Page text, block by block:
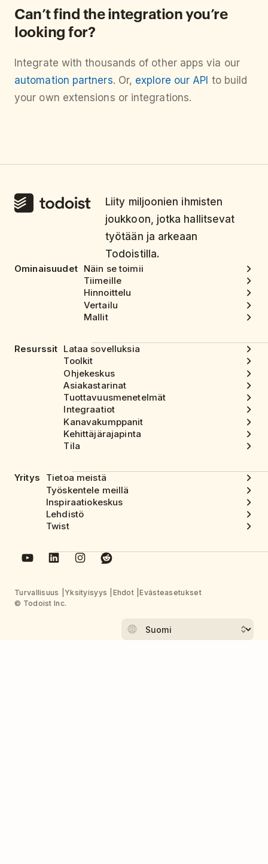
Can’t find the integration you’re
looking for?
Integrate with thousands of other apps via our
automation partners. Or, explore our API to build
your own extensions or integrations.
Liity miljoonien ihmisten
joukkoon, jotka hallitsevat
työtään ja arkeaan
Todoistilla.
Ominaisuudet Näin se toimii
Tiimeille
Hinnoittelu
Vertailu
Mallit
Resurssit Lataa sovelluksia
Toolkit
Ohjekeskus
Asiakastarinat
Tuottavuusmenetelmät
Integraatiot
Kanavakumppanit
Kehittäjärajapinta
Tila
Yritys
Tietoa meistä
Työskentele meillä
Inspiraatiokeskus
Lehdistö
Twist
Turvallisuus Yksityisyys Ehdot
Evästeasetukset
© Todoist Inc.